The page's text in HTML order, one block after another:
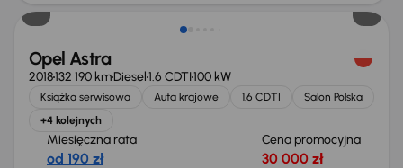
Opel Astra
2018132 190 kmDiesel1.6 CDTI100 kW
Książka serwisowa Auta krajowe 1.6 CDTI
Salon Polska
+4 kolejnych
Miesięczna rata
od 190 zł
Cena promocyjna
30 000 zł